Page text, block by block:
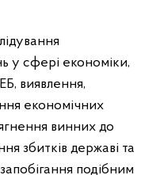
у сфері економіки,
виявлення,
економічних
винних до
збитків державі та
подібним